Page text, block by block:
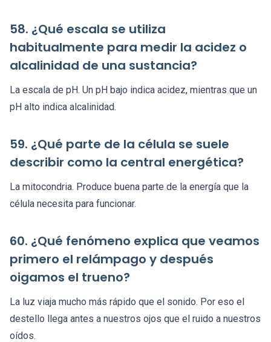
58. ¿Qué escala se utiliza
habitualmente para medir la acidez o
alcalinidad de una sustancia?
La escala de pH. Un pH bajo indica acidez, mientras que un
pH alto indica alcalinidad.
59. ¿Qué parte de la célula se suele
describir como la central energética?
La mitocondria. Produce buena parte de la energía que la
célula necesita para funcionar.
60. ¿Qué fenómeno explica que veamos
primero el relámpago y después
oigamos el trueno?
La luz viaja mucho más rápido que el sonido. Por eso el
destello llega antes a nuestros ojos que el ruido a nuestros
oídos.